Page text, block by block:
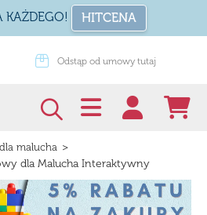
KAŻDEGO! HITCENA
tutaj Zapakuj na
malucha >
dla Malucha Interaktywny